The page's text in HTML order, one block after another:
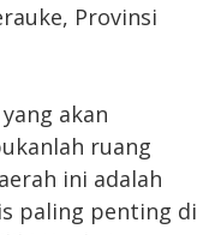
Provinsi
akan
ruang
ini adalah
paling penting di